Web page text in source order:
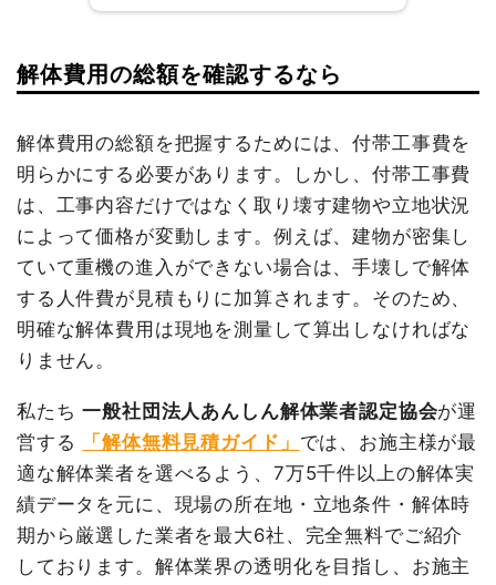
建物の種類/構造 内装解体店舗1階建て
建物解体費用 43万8,320円
品名 数量 単価
金額
内装解体店舗39坪1階建て
39坪 11,239円
438,320円
養生費
植木・植栽撤去
1式
30,000円
諸経費
50,000円
値引き
0円
小計
518,320円
消費税
41,466円
合計金額
559,786円
解体費用の総額を確認するなら
解体費用の総額を把握するためには、付帯工事費を
明らかにする必要があります。しかし、付帯工事費
は、工事内容だけではなく取り壊す建物や立地状況
によって価格が変動します。例えば、建物が密集し
ていて重機の進入ができない場合は、手壊しで解体
する人件費が見積もりに加算されます。そのため、
明確な解体費用は現地を測量して算出しなければな
りません。
私たち一般社団法人あんしん解体業者認定協会が運
営する
「解体無料見積ガイド」 では、お施主様が最
適な解体業者を選べるよう、7万5千件以上の解体実
績データを元に、現場の所在地・立地条件・解体時
期から厳選した業者を最大6社、完全無料でご紹介
しております。解体業界の透明化を目指し、お施主